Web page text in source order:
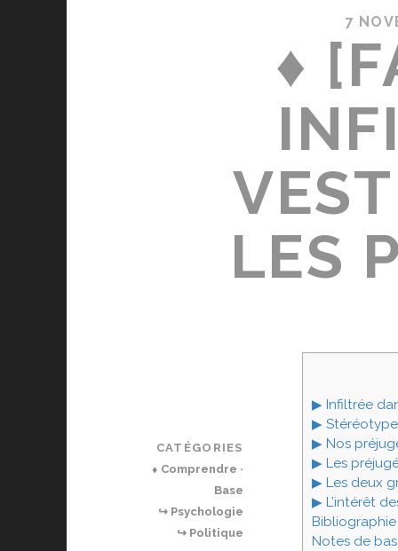
7
♦
LES
▶ Infiltrée
▶
▶ Nos
▶ Les
▶ Les deux
▶ L’intérêt
Notes de
CATÉGORIES
⬧ Comprendre ·
Base
↪ Psychologie
↪ Politique